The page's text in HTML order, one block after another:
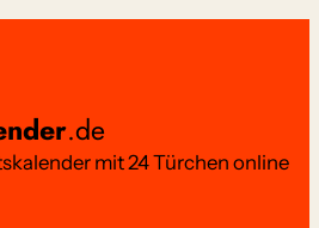
.de
mit 24 Türchen online